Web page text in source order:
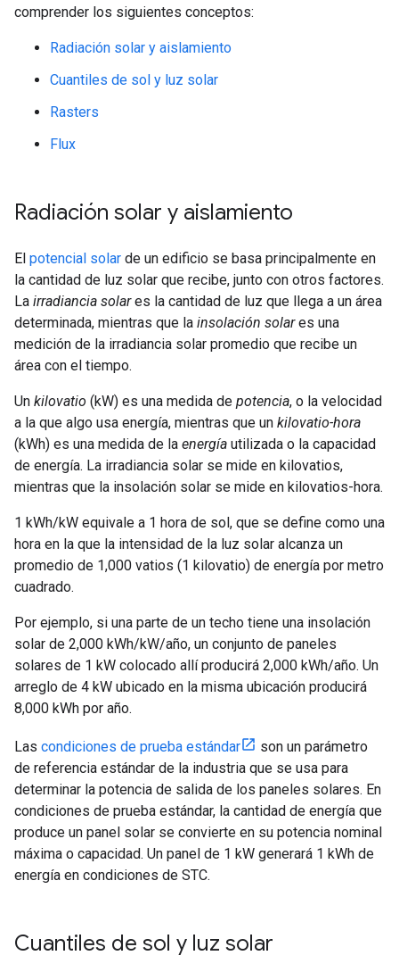
comprender los siguientes conceptos:
Radiación solar y aislamiento
Cuantiles de sol y luz solar
Rasters
Flux
Radiación solar y aislamiento
El potencial solar de un edificio se basa principalmente en
la cantidad de luz solar que recibe, junto con otros factores.
La irradiancia solares la cantidad de luz que llega a un área
determinada, mientras que la insolación solares una
medición de la irradiancia solar promedio que recibe un
área con el tiempo.
Un kilovatio (kW) es una medida de potencia, o la velocidad
a la que algo usa energía, mientras que un kilovatio-hora
(kWh) es una medida de la energía utilizada o la capacidad
de energía. La irradiancia solar se mide en kilovatios,
mientras que la insolación solar se mide en kilovatios-hora.
1 kWh/kW equivale a 1 hora de sol, que se define como una
hora en la que la intensidad de la luz solar alcanza un
promedio de 1,000 vatios (1 kilovatio) de energía por metro
cuadrado.
Por ejemplo, si una parte de un techo tiene una insolación
solar de 2,000 kWh/kW/año, un conjunto de paneles
solares de 1 kW colocado allí producirá 2,000 kWh/año. Un
arreglo de 4 kW ubicado en la misma ubicación producirá
8,000 kWh por año.
Las condiciones de prueba estándar
son un parámetro
de referencia estándar de la industria que se usa para
determinar la potencia de salida de los paneles solares. En
condiciones de prueba estándar, la cantidad de energía que
produce un panel solar se convierte en su potencia nominal
máxima o capacidad. Un panel de 1 kW generará 1 kWh de
energía en condiciones de STC.
Cuantiles de sol y luz solar